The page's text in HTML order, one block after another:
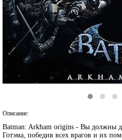
Описание:
Batman: Arkham origins - Вы должны
Готэма, победив всех врагов и их